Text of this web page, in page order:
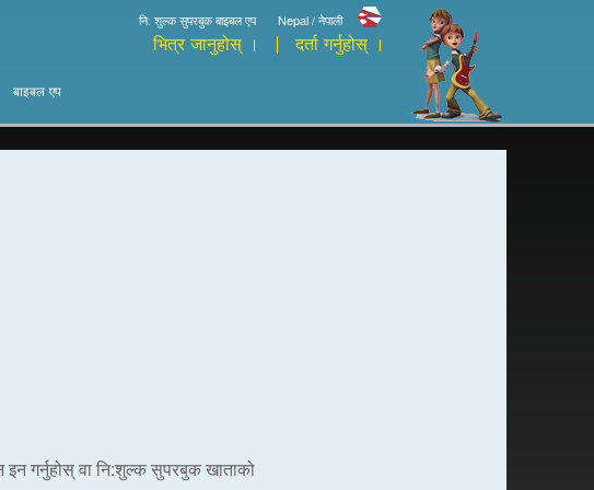
Nepal / नेपाली
नि: शुल्क सुपरबुक बाइबल एप
भित्र जानुहोस् । दर्ता गर्नुहोस् ।
बाइबल एप
गर्नुहोस् वा नि:शुल्क सुपरबुक खाताको